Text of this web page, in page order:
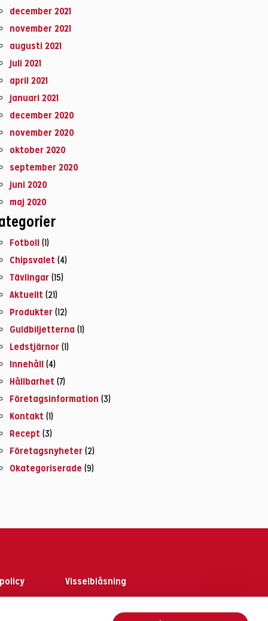
december 2021
november 2021
augusti 2021
juli 2021
april 2021
januari 2021
december 2020
november 2020
oktober 2020
september 2020
juni 2020
maj 2020
Fotboll (1)
Chipsvalet (4)
Tävlingar (15)
Aktuellt (21)
Produkter (12)
Guldbiljetterna (1)
Ledstjärnor (1)
Innehåll (4)
Hållbarhet (7)
Företagsinformation (3)
Kontakt (1)
Recept (3)
Företagsnyheter (2)
Okategoriserade (9)
Visselblåsning